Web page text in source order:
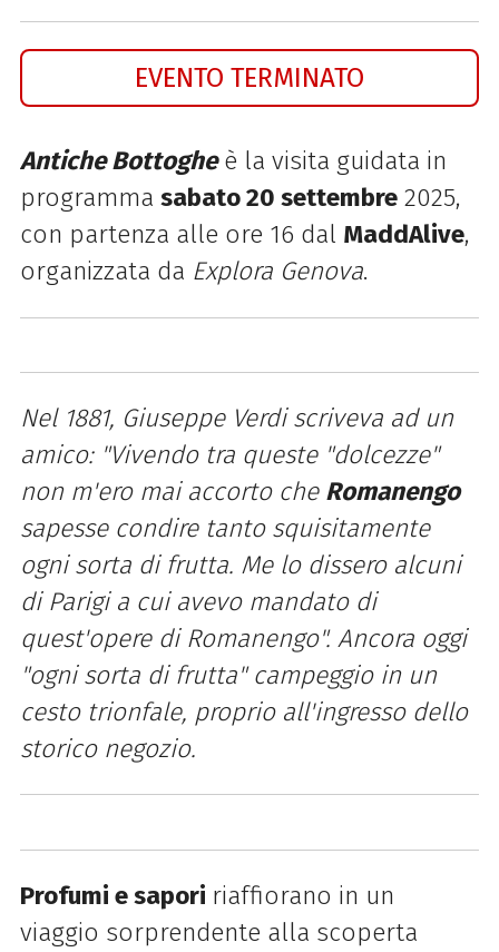
EVENTO TERMINATO
Antiche Bottogheè la visita guidata in
programma sabato 20 settembre2025,
con partenza alle ore 16 dal MaddAlive,
organizzata da Explora Genova.
Nel 1881, Giuseppe Verdi scriveva ad un
amico: "Vivendo tra queste "dolcezze"
non m'ero mai accorto che Romanengo
sapesse condire tanto squisitamente
ogni sorta di frutta. Me lo dissero alcuni
di Parigi a cui avevo mandato di
quest'opere di Romanengo". Ancora oggi
"ogni sorta di frutta" campeggio in un
cesto trionfale, proprio all'ingresso dello
storico negozio.
Profumi e sapori riaffiorano in un
viaggio sorprendente alla scoperta